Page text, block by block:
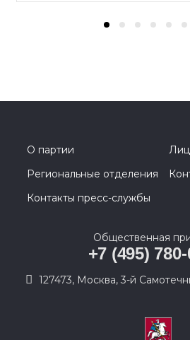
О партии
Региональные отделения
Контакты пресс-службы
Общественная
+7 (495)
127473, Москва, 3-й